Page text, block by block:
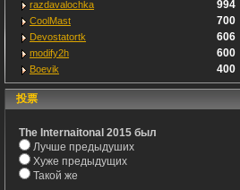
razdavalochka 994
CoolMast 700
Devostatortk 606
modify2h 600
Boevik 400
投票
The Internaitonal 2015 был
Лучше предыдуших
Хуже предыдущих
Такой же